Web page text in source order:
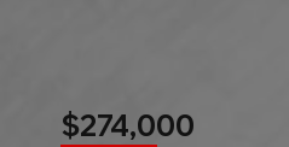
$274,000